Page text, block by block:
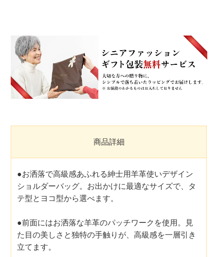
商品詳細
●お洒落で高級感あふれる紳士用羊革使いデザイン
ショルダーバッグ。お出かけに最適なサイズで、タ
テ型とヨコ型から選べます。
●前面にはお洒落な羊革のパッチワークを使用。見
た目の美しさと独特の手触りが、高級感を一層引き
立てます。